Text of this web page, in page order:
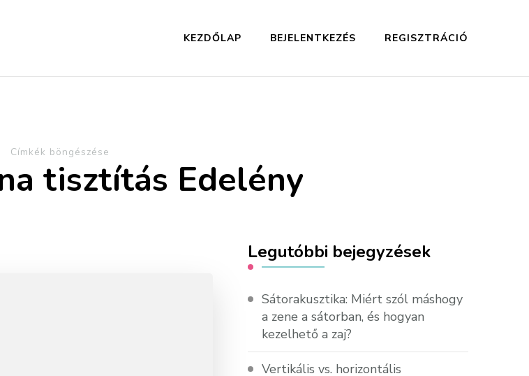
KEZDŐLAP BEJELENTKEZÉS REGISZTRÁCIÓ
Címkék böngészése
tisztítás Edelény
Legutóbbi bejegyzések
Sátorakusztika: Miért szól máshogy
a zene a sátorban, és hogyan
kezelhető a zaj?
Vertikális vs. horizontális